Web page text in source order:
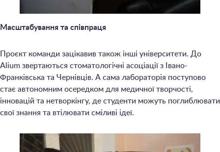
Масштабування та співпраця
Проєкт команди зацікавив також інші університети. До
Alium звертаються стоматологічні асоціації з Івано-
Франківська та Чернівців. А сама лабораторія поступово
стає автономним осередком для медичної творчості,
інновацій та нетворкінгу, де студенти можуть поглиблювати
свої знання та втілювати сміливі ідеї.